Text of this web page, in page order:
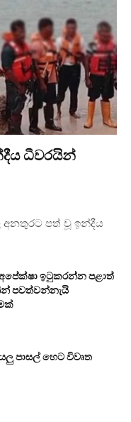
ධීවරයින්
අනතුරට පත් වූ ඉන්දීය
ඉටුකරන්න පළාත්
පවත්වන්නැයි
පාසල් හෙට විවෘත